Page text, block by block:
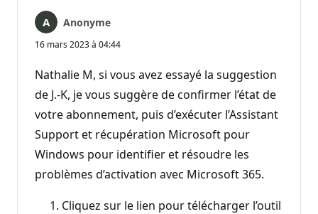
Anonyme
16 mars 2023 à 04:44
Nathalie M, si vous avez essayé la suggestion
de J.-K, je vous suggère de confirmer l’état de
votre abonnement, puis d’exécuter l’Assistant
Support et récupération Microsoft pour
Windows pour identifier et résoudre les
problèmes d’activation avec Microsoft 365.
Cliquez sur le lien pour télécharger l’outil